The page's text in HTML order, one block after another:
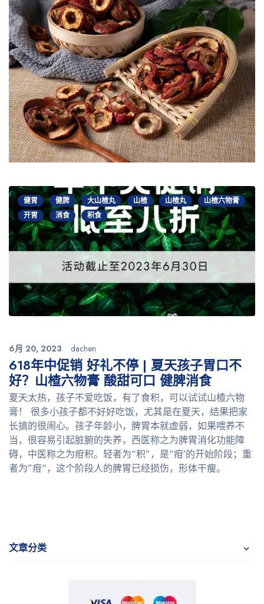
健胃 健脾 大山楂丸 山楂 山楂丸
山楂六物膏
开胃
消食 积食
6月 20, 2023 dachen
618年中促销 好礼不停 | 夏天孩子胃口不
好？山楂六物膏 酸甜可口 健脾消食
夏天太热，孩子不爱吃饭，有了食积，可以试试山楂六物
膏！ 很多小孩子都不好好吃饭，尤其是在夏天，结果把家
长搞的很闹心。孩子年龄小，脾胃本就虚弱，如果喂养不
当，很容易引起脏腑的失养，西医称之为脾胃消化功能障
碍，中医称之为疳积。轻者为“积”，是“疳’的开始阶段；重
者为”疳“，这个阶段人的脾胃已经损伤，形体干瘦。
文章分类